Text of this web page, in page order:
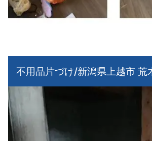
不用品片づけ/新潟県上越市 荒